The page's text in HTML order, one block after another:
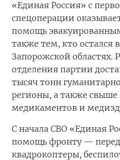
«Единая Россия» с
спецоперации
помощь
также тем, кто остался
Запорожской областях.
отделения партии
тысяч тонн
регионы, а также свыше
медикаментов и
С начала СВО «Единая
помощь фронту —
квадрокоптеры,